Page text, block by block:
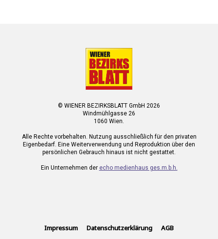
© WIENER BEZIRKSBLATT GmbH 2026
Windmühlgasse 26
1060 Wien.
Alle Rechte vorbehalten. Nutzung ausschließlich für den privaten
Eigenbedarf. Eine Weiterverwendung und Reproduktion über den
persönlichen Gebrauch hinaus ist nicht gestattet.
Ein Unternehmen der echo medienhaus ges.m.b.h.
Impressum Datenschutzerklärung AGB